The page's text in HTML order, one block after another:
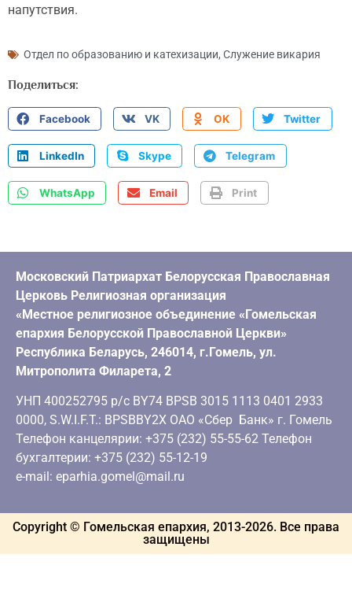
напутствия.
Отдел по образованию и катехизации, Служение викария
Поделиться:
Facebook VK OK Twitter
LinkedIn Skype Telegram
WhatsApp Email Print
Московский Патриархат Белорусская Православная
Церковь Религиозная организация
«Местное религиозное объединение «Гомельская
епархия Белорусской Православной Церкви»
Республика Беларусь, 246014, г.Гомель, ул.
Митрополита Филарета, 2
УНП 400252795 р/с BY74 BPSB 3015 1113 0401 2933
0000, S.W.I.F.T.: BPSBBY2X ОАО «Сбер Банк» г. Гомель
Телефон канцелярии: +375 (232) 55-55-62 Телефон
бухгалтерии: +375 (232) 55-12-19
e-mail: eparhia.gomel@mail.ru
Copyright © Гомельская епархия, 2013-2026. Все права
защищены